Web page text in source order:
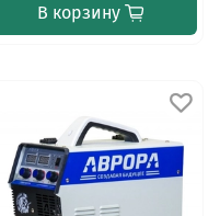
В корзину